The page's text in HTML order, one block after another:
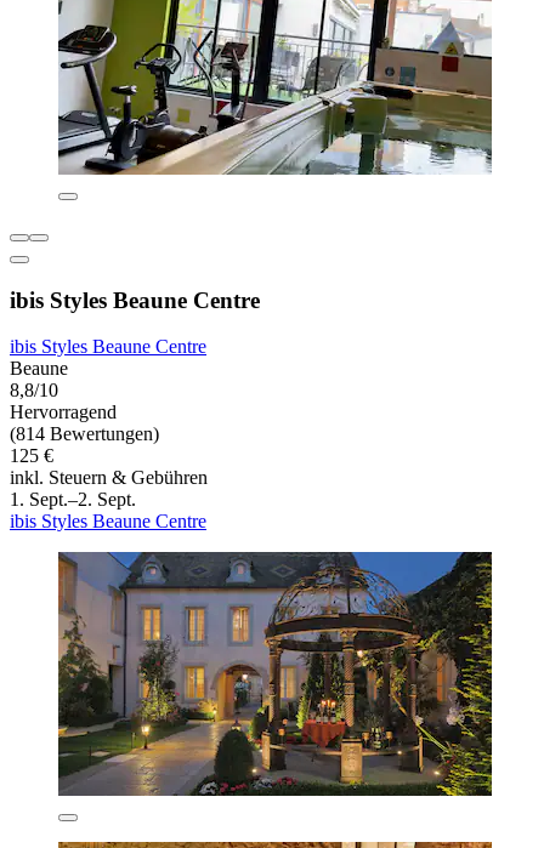
ibis Styles Beaune Centre
ibis Styles Beaune Centre
Beaune
8,8/10
Hervorragend
(814 Bewertungen)
125 €
inkl. Steuern & Gebühren
1. Sept.–2. Sept.
ibis Styles Beaune Centre